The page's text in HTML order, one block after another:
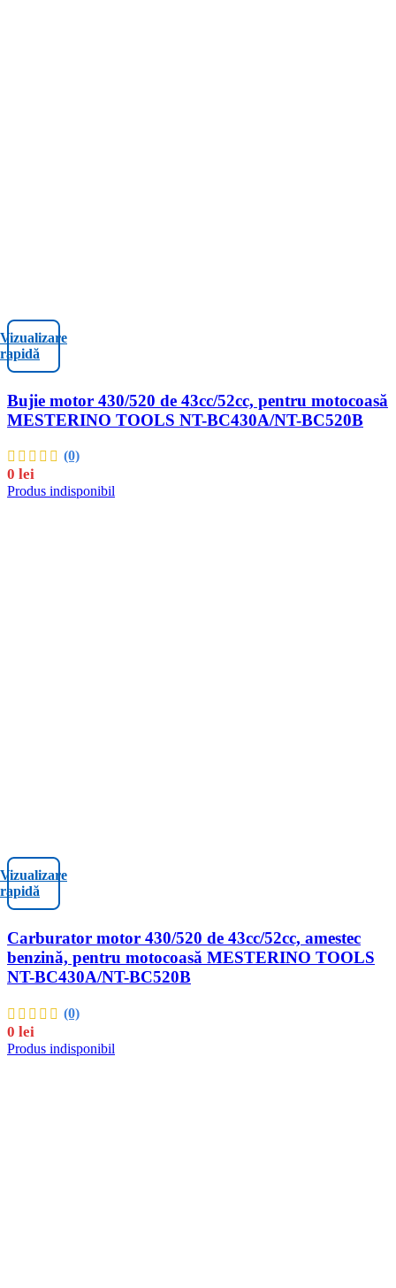
Vizualizare
rapidă
Bujie motor 430/520 de 43cc/52cc, pentru motocoasă
MESTERINO TOOLS NT-BC430A/NT-BC520B
(0)
0 lei
Produs indisponibil
Vizualizare
rapidă
Carburator motor 430/520 de 43cc/52cc, amestec
benzină, pentru motocoasă MESTERINO TOOLS
NT-BC430A/NT-BC520B
(0)
0 lei
Produs indisponibil